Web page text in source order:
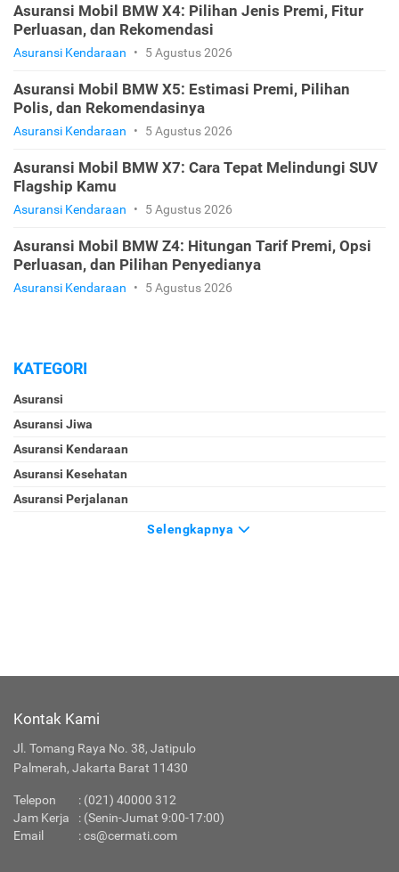
Asuransi Mobil BMW X4: Pilihan Jenis Premi, Fitur
Perluasan, dan Rekomendasi
Asuransi Kendaraan • 5 Agustus 2026
Asuransi Mobil BMW X5: Estimasi Premi, Pilihan
Polis, dan Rekomendasinya
Asuransi Kendaraan • 5 Agustus 2026
Asuransi Mobil BMW X7: Cara Tepat Melindungi SUV
Flagship Kamu
Asuransi Kendaraan • 5 Agustus 2026
Asuransi Mobil BMW Z4: Hitungan Tarif Premi, Opsi
Perluasan, dan Pilihan Penyedianya
Asuransi Kendaraan • 5 Agustus 2026
KATEGORI
Asuransi
Asuransi Jiwa
Asuransi Kendaraan
Asuransi Kesehatan
Asuransi Perjalanan
Selengkapnya
Kontak Kami
Jl. Tomang Raya No. 38, Jatipulo
Palmerah, Jakarta Barat 11430
Telepon : (021) 40000 312
Jam Kerja
: (Senin-Jumat 9:00-17:00)
Email
:cs@cermati.com